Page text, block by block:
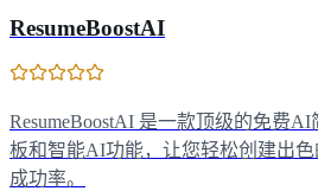
ResumeBoostAI
ResumeBoostAI 是一款顶级的免费
板和智能AI功能，让您轻松创建出
成功率。